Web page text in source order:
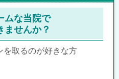
ムな当院で
ませんか？
を取るのが好きな方